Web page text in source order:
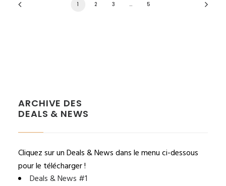
1 2 3 … 5
ARCHIVE DES
DEALS & NEWS
Cliquez sur un Deals & News dans le menu ci-dessous
pour le télécharger !
Deals & News #1